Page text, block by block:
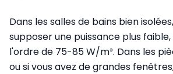
Dans les salles de bains bien
supposer une puissance plus
l'ordre de 75-85 W/m³. Dans les
ou si vous avez de grandes